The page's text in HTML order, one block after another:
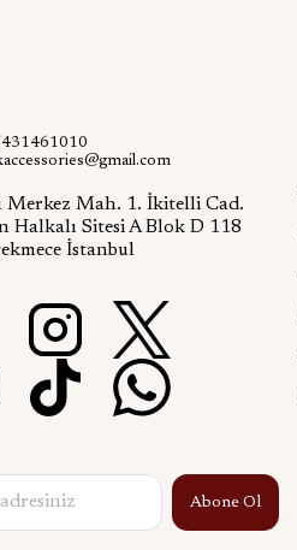
Merkez Mah. 1. İkitelli Cad.
Halkalı Sitesi A Blok D 118
İstanbul
Abone Ol